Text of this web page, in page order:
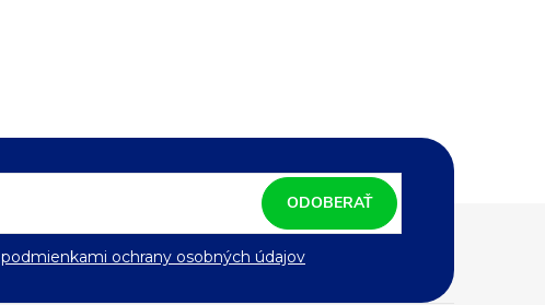
podmienkami ochrany osobných údajov
ODOBERAŤ